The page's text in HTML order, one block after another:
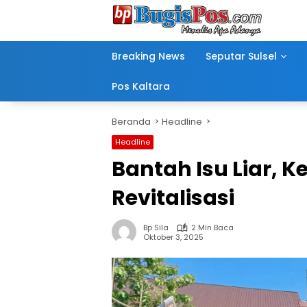
Breaking News Seputar Sulsel
Pos Kaltara
Beranda Headline
Headline
Bantah Isu Liar,
Revitalisasi
Bp Sila
2 Min Baca
Oktober 3, 2025